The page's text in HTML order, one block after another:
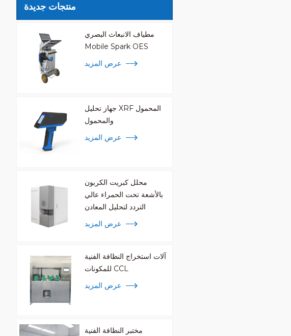
منتجات جديدة
مطياف الانبعاث البصري
Mobile Spark OES
عرض المزيد
جهاز تحليل XRF المحمول
والمحمول
عرض المزيد
محلل كبريت الكربون
بالأشعة تحت الحمراء عالي
التردد لتحليل المعادن
عرض المزيد
آلات استخراج النظافة الفنية
للمكونات CCL
عرض المزيد
مختبر النظافة الفنية